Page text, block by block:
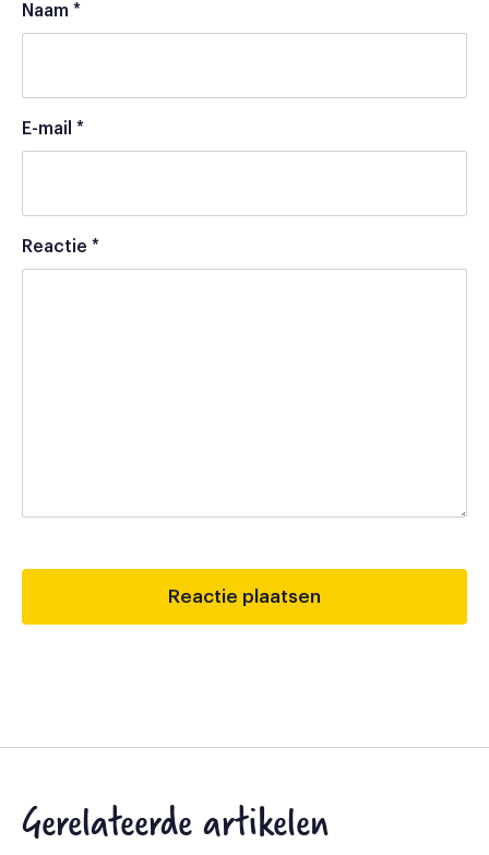
Naam *
E-mail *
Reactie *
Gerelateerde artikelen